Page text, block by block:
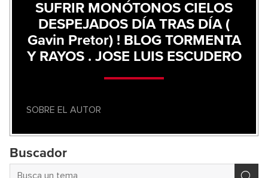
SUFRIR MONÓTONOS CIELOS
DESPEJADOS DÍA TRAS DÍA (
Gavin Pretor) ! BLOG TORMENTA
Y RAYOS . JOSE LUIS ESCUDERO
SOBRE EL AUTOR
Buscador